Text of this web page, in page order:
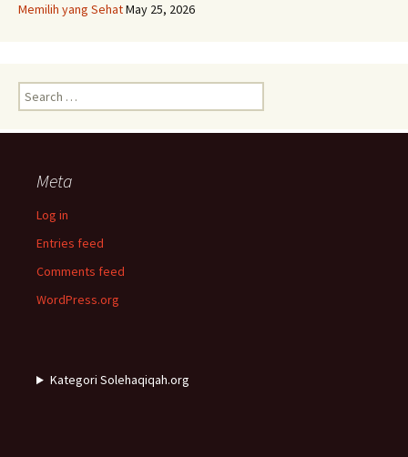
Memilih yang SehatMay 25, 2026
Search
for:
Meta
Log in
Entries feed
Comments feed
WordPress.org
Kategori Solehaqiqah.org